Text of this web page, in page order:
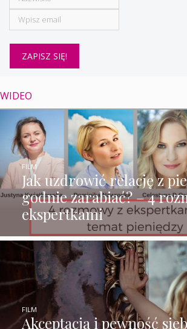
WIDEO
Jak uzdrowić relację z
godnie zarabiać? – 4
ekspertkami
FILM
Akceptacja i pewność
FILM